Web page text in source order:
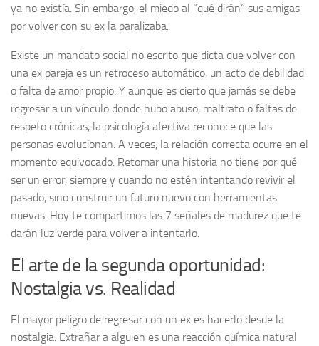
ya no existía. Sin embargo, el miedo al “qué dirán” sus amigas
por volver con su ex la paralizaba.
Existe un mandato social no escrito que dicta que volver con
una ex pareja es un retroceso automático, un acto de debilidad
o falta de amor propio. Y aunque es cierto que jamás se debe
regresar a un vínculo donde hubo abuso, maltrato o faltas de
respeto crónicas, la psicología afectiva reconoce que las
personas evolucionan. A veces, la relación correcta ocurre en el
momento equivocado. Retomar una historia no tiene por qué
ser un error, siempre y cuando no estén intentando revivir el
pasado, sino construir un futuro nuevo con herramientas
nuevas. Hoy te compartimos las 7 señales de madurez que te
darán luz verde para volver a intentarlo.
El arte de la segunda oportunidad:
Nostalgia vs. Realidad
El mayor peligro de regresar con un ex es hacerlo desde la
nostalgia. Extrañar a alguien es una reacción química natural